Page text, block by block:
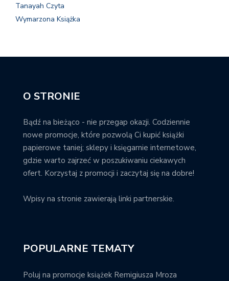
Tanayah Czyta
Wymarzona Książka
O STRONIE
Bądź na bieżąco - nie przegap okazji. Codziennie
nowe promocje, które pozwolą Ci kupić książki
papierowe taniej; sklepy i księgarnie internetowe,
gdzie warto zajrzeć w poszukiwaniu ciekawych
ofert. Korzystaj z promocji i zaczytaj się na dobre!
Wpisy na stronie zawierają linki partnerskie.
POPULARNE TEMATY
Poluj na promocje książek Remigiusza Mroza